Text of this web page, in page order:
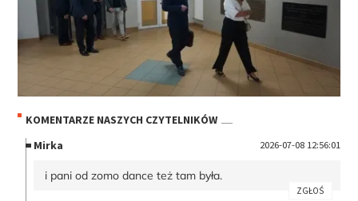
KOMENTARZE NASZYCH CZYTELNIKÓW
Mirka
2026-07-08 12:56:01
i pani od zomo dance też tam była.
ZGŁOŚ